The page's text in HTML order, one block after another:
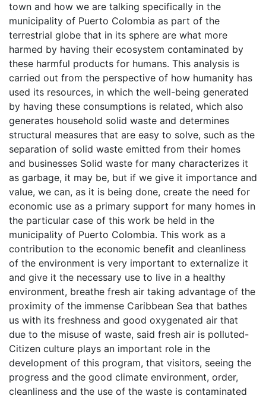
town and how we are talking specifically in the
municipality of Puerto Colombia as part of the
terrestrial globe that in its sphere are what more
harmed by having their ecosystem contaminated by
these harmful products for humans. This analysis is
carried out from the perspective of how humanity has
used its resources, in which the well-being generated
by having these consumptions is related, which also
generates household solid waste and determines
structural measures that are easy to solve, such as the
separation of solid waste emitted from their homes
and businesses Solid waste for many characterizes it
as garbage, it may be, but if we give it importance and
value, we can, as it is being done, create the need for
economic use as a primary support for many homes in
the particular case of this work be held in the
municipality of Puerto Colombia. This work as a
contribution to the economic benefit and cleanliness
of the environment is very important to externalize it
and give it the necessary use to live in a healthy
environment, breathe fresh air taking advantage of the
proximity of the immense Caribbean Sea that bathes
us with its freshness and good oxygenated air that
due to the misuse of waste, said fresh air is polluted-
Citizen culture plays an important role in the
development of this program, that visitors, seeing the
progress and the good climate environment, order,
cleanliness and the use of the waste is contaminated